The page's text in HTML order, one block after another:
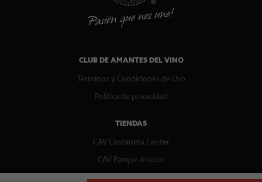
CLUB DE AMANTES DEL VINO
Términos y Condiciones de Uso
Política de privacidad
TIENDAS
CAV Costanera Center
CAV Parque Arauco